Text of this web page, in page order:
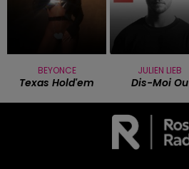
BEYONCE
Texas Hold'em
JULIEN LIEB
Dis-Moi Ou